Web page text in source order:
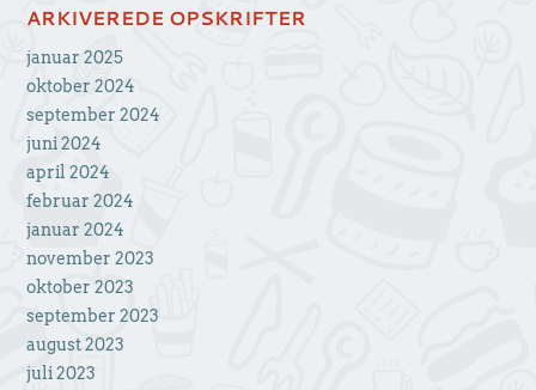
ARKIVEREDE OPSKRIFTER
januar 2025
oktober 2024
september 2024
juni 2024
april 2024
februar 2024
januar 2024
november 2023
oktober 2023
september 2023
august 2023
juli 2023